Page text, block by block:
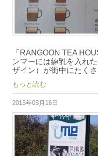
「RANGOON TEA
ンマーには練乳を入れ
ザイン）が街中にたく
もっと読む
2015年03月16日